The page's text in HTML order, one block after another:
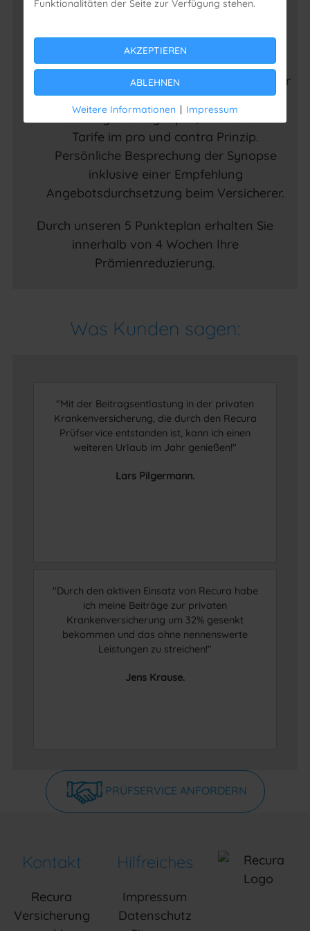
Der Recura – Prüfservice
Bestandsaufnahme des bestehenden
Tarifwerkes.
Durchführung des Schriftwechsels mit Ihrer
Krankenversicherung.
Erstellung einer Synopse, für die neuen
Tarife im pro und contra Prinzip.
Persönliche Besprechung der Synopse
inklusive einer Empfehlung
Angebotsdurchsetzung beim Versicherer.
Durch unseren 5 Punkteplan erhalten Sie
innerhalb von 4 Wochen Ihre
Prämienreduzierung.
Was Kunden sagen:
"Mit der Beitragsentlastung in der privaten
Krankenversicherung, die durch den Recura
Prüfservice entstanden ist, kann ich einen
weiteren Urlaub im Jahr genießen!"
Lars Pilgermann.
"Durch den aktiven Einsatz von Recura habe
ich meine Beiträge zur privaten
Krankenversicherung um 32% gesenkt
bekommen und das ohne nennenswerte
Leistungen zu streichen!"
Jens Krause.
PRÜFSERVICE ANFORDERN
Kontakt
Recura
Versicherung
Hilfreiches
Impressum
Datenschutz
Funktionalitäten der Seite zur Verfügung stehen.
AKZEPTIEREN
ABLEHNEN
Weitere Informationen | Impressum